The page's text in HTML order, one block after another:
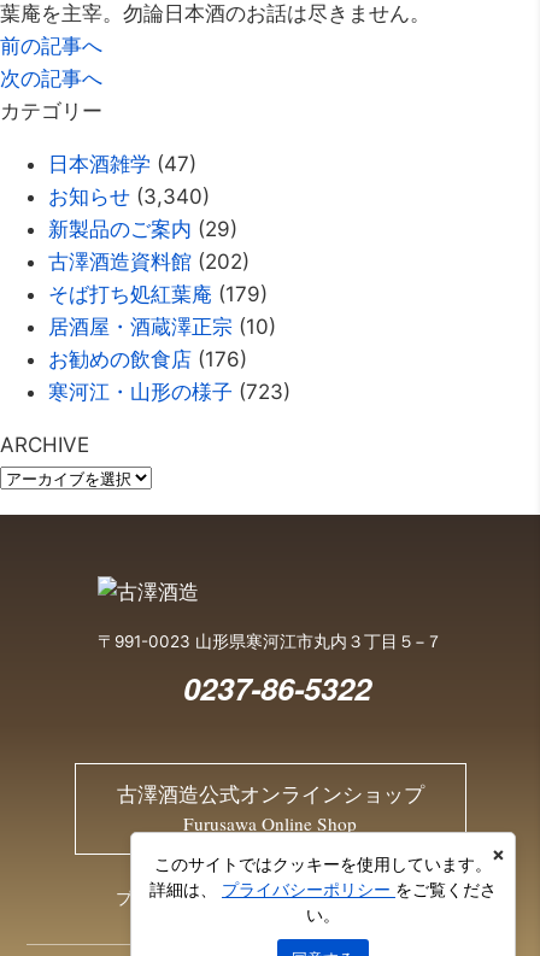
葉庵を主宰。勿論日本酒のお話は尽きません。
前の記事へ
次の記事へ
カテゴリー
日本酒雑学 (47)
お知らせ (3,340)
新製品のご案内 (29)
古澤酒造資料館 (202)
そば打ち処紅葉庵 (179)
居酒屋・酒蔵澤正宗 (10)
お勧めの飲食店 (176)
寒河江・山形の様子 (723)
ARCHIVE
〒991-0023 山形県寒河江市丸内３丁目５−７
0237-86-5322
古澤酒造公式オンラインショップ
Furusawa Online Shop
プライバシーポリシー お問い合わせ
このサイトではクッキーを使用しています。
詳細は、 プライバシーポリシー をご覧くださ
い。
×